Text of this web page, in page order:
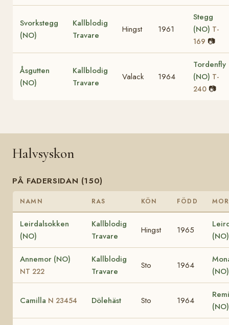
Svorkstegg
(NO)
Kallblodig
Travare
Hingst 1961
Stegg
(NO) T-
169 📷
Åsgutten
(NO)
Kallblodig
Travare
Valack 1964
Tordenfly
(NO) T-
240 📷
Halvsyskon
PÅ FADERSIDAN (150)
NAMN RAS KÖN FÖDD MOR
Leirdalsokken
(NO)
Kallblodig
Travare
Hingst 1965
(NO)
Annemor (NO)
NT 222
Kallblodig
Travare
Sto 1964
Camilla N 23454 Dölehäst Sto 1964
(NO)